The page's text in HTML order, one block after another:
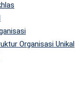
Organisasi Unikal